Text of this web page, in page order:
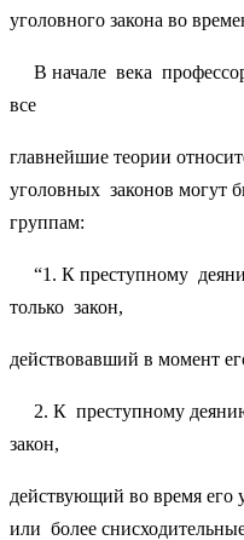
уголовного закона во
В начале века
все
главнейшие теории
уголовных законов могут
группам:
“1. К преступному
только закон,
действовавший в момент
2. К преступному
закон,
действующий во время его
или более